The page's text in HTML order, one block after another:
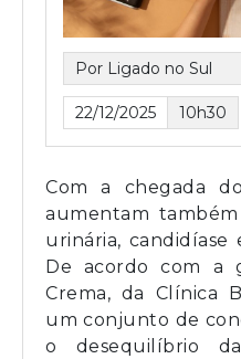
Por Ligado no Sul
22/12/2025 10h30
Com a chegada
aumentam
urinária, candidíase
De acordo com a
Crema, da Clínica
um conjunto de
o desequilíbrio